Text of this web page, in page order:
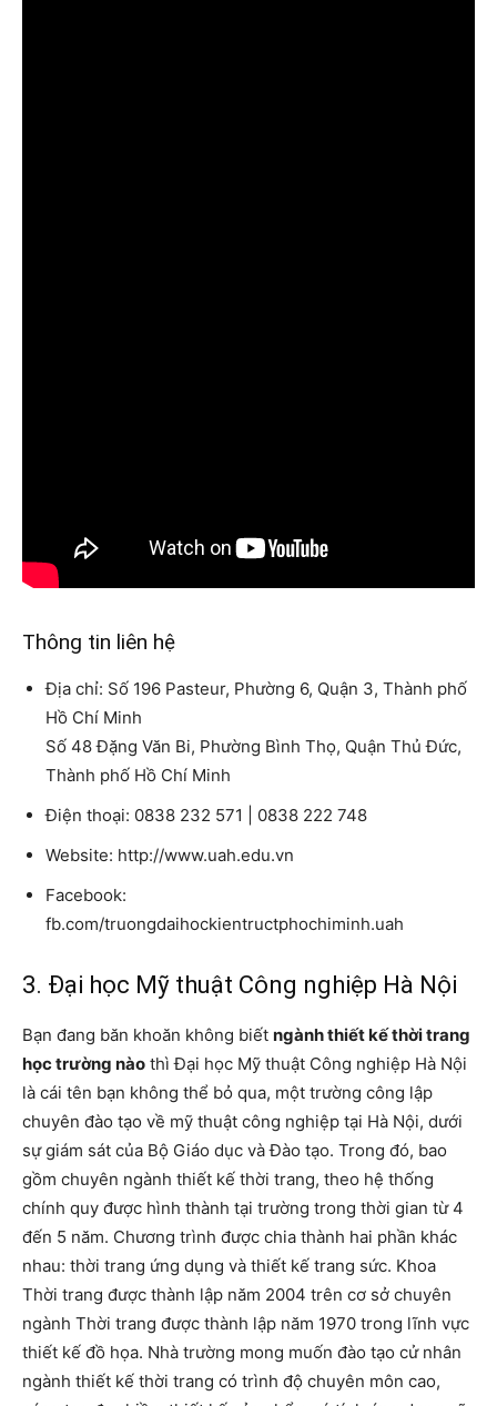
Thông tin liên hệ
Địa chỉ: Số 196 Pasteur, Phường 6, Quận 3, Thành phố
Hồ Chí Minh
Số 48 Đặng Văn Bi, Phường Bình Thọ, Quận Thủ Đức,
Thành phố Hồ Chí Minh
Điện thoại: 0838 232 571 | 0838 222 748
Website: http://www.uah.edu.vn
Facebook:
fb.com/truongdaihockientructphochiminh.uah
3. Đại học Mỹ thuật Công nghiệp Hà Nội
Bạn đang băn khoăn không biết ngành thiết kế thời trang
học trường nào thì Đại học Mỹ thuật Công nghiệp Hà Nội
là cái tên bạn không thể bỏ qua, một trường công lập
chuyên đào tạo về mỹ thuật công nghiệp tại Hà Nội, dưới
sự giám sát của Bộ Giáo dục và Đào tạo. Trong đó, bao
gồm chuyên ngành thiết kế thời trang, theo hệ thống
chính quy được hình thành tại trường trong thời gian từ 4
đến 5 năm. Chương trình được chia thành hai phần khác
nhau: thời trang ứng dụng và thiết kế trang sức. Khoa
Thời trang được thành lập năm 2004 trên cơ sở chuyên
ngành Thời trang được thành lập năm 1970 trong lĩnh vực
thiết kế đồ họa. Nhà trường mong muốn đào tạo cử nhân
ngành thiết kế thời trang có trình độ chuyên môn cao,